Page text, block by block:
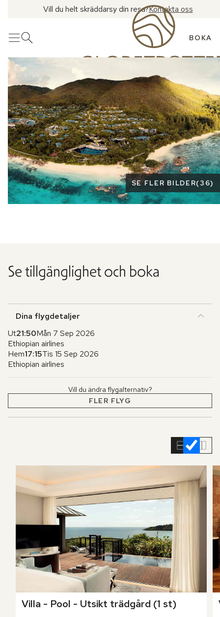
Vill du helt skräddarsy din resa?Kontakta oss
MenyÖppna sök BOKA
Se fler bilder
SE FLER BILDER(36)
Se tillgänglighet och boka
Dina flygdetaljer
Ut21:50Mån 7 Sep 2026
Ethiopian airlines
Hem17:15Tis 15 Sep 2026
Ethiopian airlines
Vill du ändra flygalternativ?
FLER FLYG
Villa - Pool - Utsikt trädgård (1 st)